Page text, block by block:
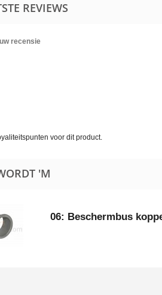
REVIEWS
recensie
voor dit product.
'M
06: Beschermbus